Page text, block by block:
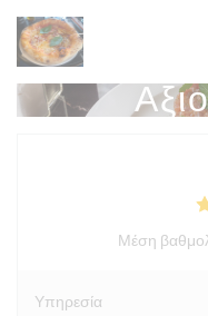
Πίνακας διαχείρισης
Μέση
Υπηρεσία